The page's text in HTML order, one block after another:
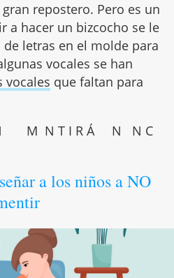
repostero. Pero es un
a hacer un bizcocho se le
letras en el molde para
vocales se han
vocales que faltan para
N T I R Á N N C
a los niños a NO